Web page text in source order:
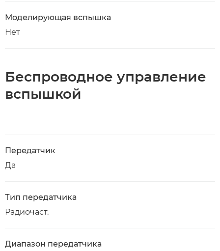
Моделирующая вспышка
Нет
Беспроводное управление
вспышкой
Передатчик
Да
Тип передатчика
Радиочаст.
Диапазон передатчика